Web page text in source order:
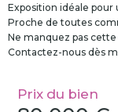
Exposition idéale
Proche de toutes
Ne manquez pas
Contactez-nous dès
Prix du bien